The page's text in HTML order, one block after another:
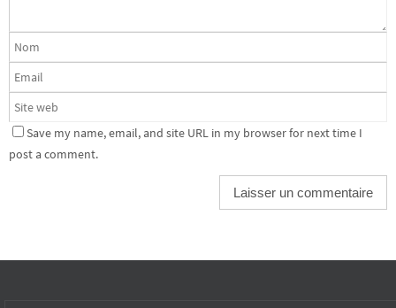
Save my name, email, and site URL in my browser for next time I
post a comment.